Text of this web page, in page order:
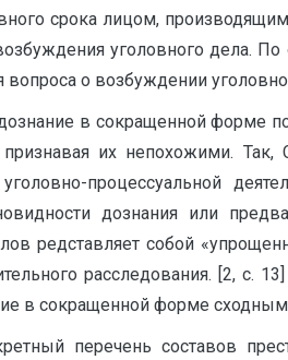
срока лицом,
уголовного дела.
о возбуждении
в сокращенной форме
их непохожими. Так,
процессуальной
дознания или
редставляет собой
расследования. [2, c.
в сокращенной форме
перечень составов